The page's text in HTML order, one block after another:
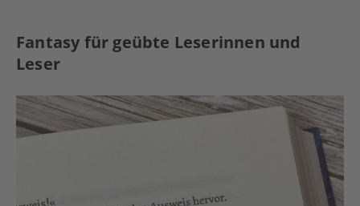
Fantasy für geübte Leserinnen und
Leser